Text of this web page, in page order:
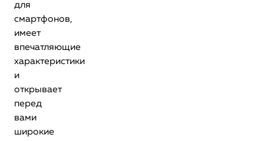
для
смартфонов,
имеет
впечатляющие
характеристики
и
открывает
перед
вами
широкие